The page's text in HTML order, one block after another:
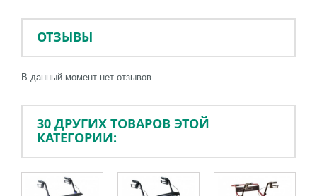
ОТЗЫВЫ
В данный момент нет отзывов.
30 ДРУГИХ ТОВАРОВ ЭТОЙ
КАТЕГОРИИ: